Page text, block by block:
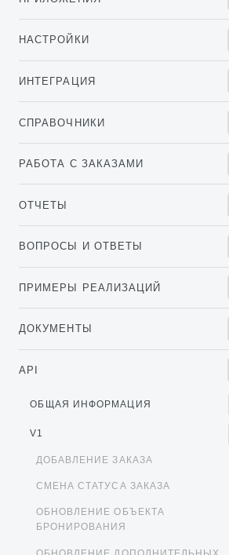
НАСТРОЙКИ
ИНТЕГРАЦИЯ
СПРАВОЧНИКИ
РАБОТА С ЗАКАЗАМИ
ОТЧЕТЫ
ВОПРОСЫ И ОТВЕТЫ
ПРИМЕРЫ РЕАЛИЗАЦИЙ
ДОКУМЕНТЫ
API
ОБЩАЯ ИНФОРМАЦИЯ
V1
ДОБАВЛЕНИЕ ЗАКАЗА
СМЕНА СТАТУСА ЗАКАЗА
ОБНОВЛЕНИЕ ОБЪЕКТА
БРОНИРОВАНИЯ